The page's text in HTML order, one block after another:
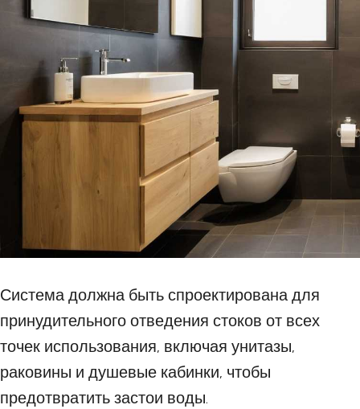
Система должна быть спроектирована для
принудительного отведения стоков от всех
точек использования, включая унитазы,
раковины и душевые кабинки, чтобы
предотвратить застои воды.